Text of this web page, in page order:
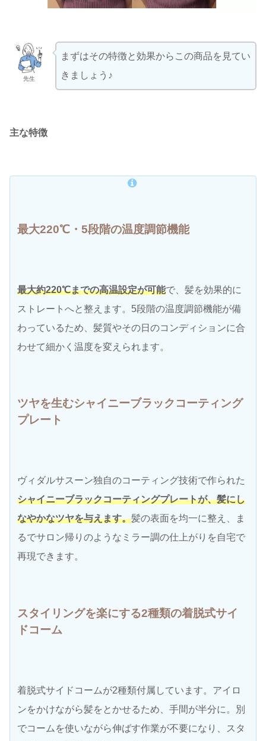
先生
まずはその特徴と効果からこの商品を見てい
きましょう♪
主な特徴
最大220℃・5段階の温度調節機能
最大約220℃までの高温設定が可能で、髪を効果的に
ストレートへと整えます。5段階の温度調節機能が備
わっているため、髪質やその日のコンディションに合
わせて細かく温度を変えられます。
ツヤを生むシャイニーブラックコーティング
プレート
ヴィダルサスーン独自のコーティング技術で作られた
シャイニーブラックコーティングプレートが、髪にし
なやかなツヤを与えます。髪の表面を均一に整え、ま
るでサロン帰りのようなミラー調の仕上がりを自宅で
再現できます。
スタイリングを楽にする2種類の着脱式サイ
ドコーム
着脱式サイドコームが2種類付属しています。アイロ
ンをかけながら髪をとかせるため、手間が半分に。別
でコームを使いながら伸ばす作業が不要になり、スタ